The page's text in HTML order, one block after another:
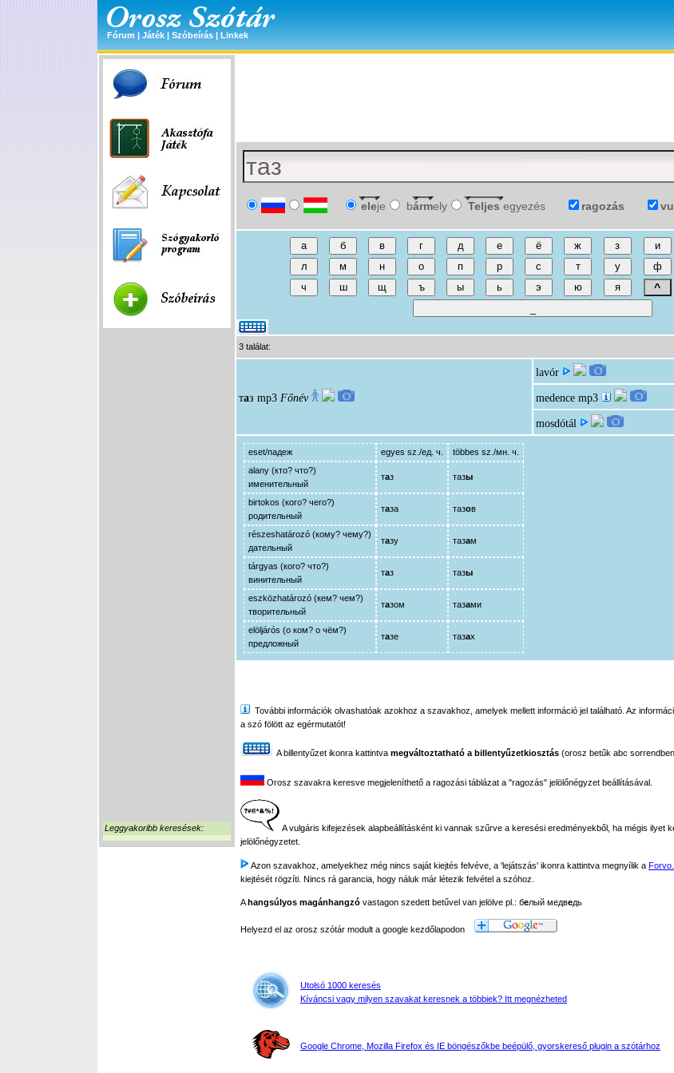
Fórum | Játék | Szóbeírás | Linkek
Leggyakoribb keresések:
eleje bármely Teljes egyezés ragozás
3 találat:
таз mp3 Főnév
lavór
medence mp3
mosdótál
eset/падеж egyes sz./ед. ч.
többes sz./мн. ч.
alany (кто? что?)
именительный
таз тазы
birtokos (кого? чего?)
родительный
таза тазов
részeshatározó (кому? чему?)
дательный
тазу тазам
tárgyas (кого? что?)
винительный
таз тазы
eszközhatározó (кем? чем?)
творительный
тазом тазами
elöljárós (о ком? о чём?)
предложный
тазе тазах
További információk olvashatóak azokhoz a szavakhoz, amelyek mellett információ jel található. Az
a szó fölött az egérmutatót!
A billentyűzet ikonra kattintva megváltoztatható a billentyűzetkiosztás (orosz betűk abc
Orosz szavakra keresve megjeleníthető a ragozási táblázat a "ragozás" jelölőnégyzet beállításával.
A vulgáris kifejezések alapbeállításként ki vannak szűrve a keresési eredményekből, ha mégis ilyet
jelölőnégyzetet.
Azon szavakhoz, amelyekhez még nincs saját kiejtés felvéve, a 'lejátszás' ikonra kattintva megnyílik a
kiejtését rögzíti. Nincs rá garancia, hogy náluk már létezik felvétel a szóhoz.
Ahangsúlyos magánhangzó vastagon szedett betűvel van jelölve pl.: белый медведь
Helyezd el az orosz szótár modult a google kezdőlapodon
Utolsó 1000 keresés
Kíváncsi vagy milyen szavakat keresnek a többiek? Itt megnézheted
Google Chrome, Mozilla Firefox és IE böngészőkbe beépülő, gyorskereső plugin a szótárhoz